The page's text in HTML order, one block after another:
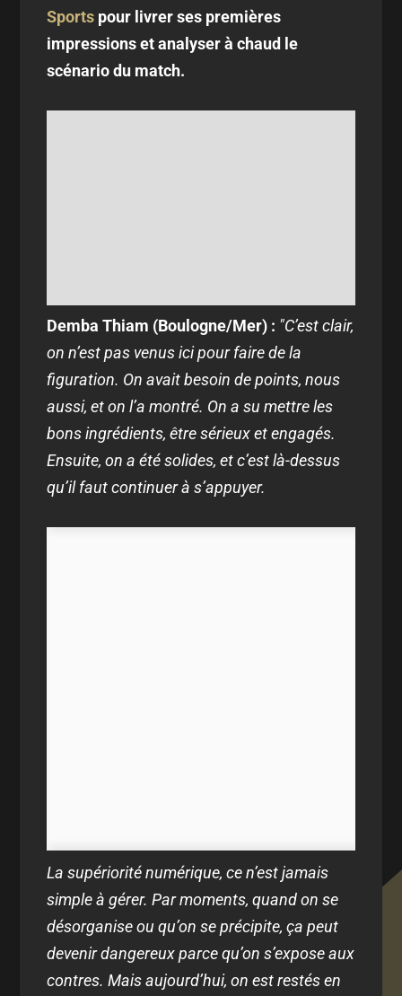
Sports pour livrer ses premières
impressions et analyser à chaud le
scénario du match.
Demba Thiam (Boulogne/Mer) : "C’est clair,
on n’est pas venus ici pour faire de la
figuration. On avait besoin de points, nous
aussi, et on l’a montré. On a su mettre les
bons ingrédients, être sérieux et engagés.
Ensuite, on a été solides, et c’est là-dessus
qu’il faut continuer à s’appuyer.
La supériorité numérique, ce n’est jamais
simple à gérer. Par moments, quand on se
désorganise ou qu’on se précipite, ça peut
devenir dangereux parce qu’on s’expose aux
contres. Mais aujourd’hui, on est restés en